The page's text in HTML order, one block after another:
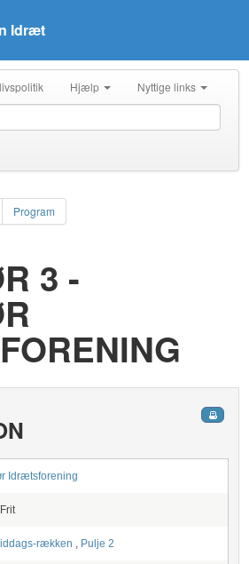
Idræt
Hjælp Nyttige links
Program
3 -
Idrætsforening
rækken , Pulje 2